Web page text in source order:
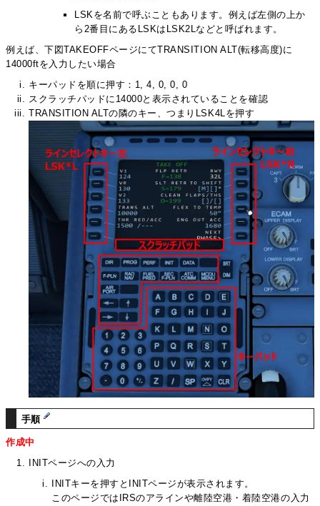
LSKを名前で呼ぶこともあります。例えば左側の上か
ら2番目にあるLSKはLSK2Lなどと呼ばれます。
例えば、下図TAKEOFFページにてTRANSITION ALT(転移高度)に
14000ftを入力したい場合
キーパッドを順に押す：1, 4, 0, 0, 0
スクラッチパッドに14000と表示されていることを確認
TRANSITION ALTの隣のキー、つまりLSK4Lを押す
手順
作成中
INITページへの入力
INITキーを押すとINITページが表示されます。
このページではIRSのアラインや離陸空港・着陸空港の入力